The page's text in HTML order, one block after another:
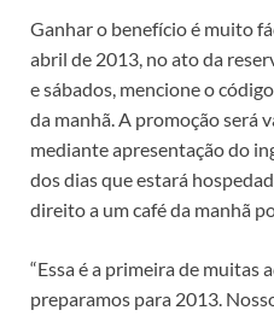
Ganhar o benefício é muito
abril de 2013, no ato da
e sábados, mencione o
da manhã. A promoção será
mediante apresentação do
dos dias que estará
direito a um café da manhã
“Essa é a primeira de muitas
preparamos para 2013.